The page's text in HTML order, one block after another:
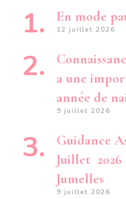
En mode
12 juillet 2026
a une
année de
9 juillet 2026
Guidance
Juillet 2026
Jumelles
9 juillet 2026